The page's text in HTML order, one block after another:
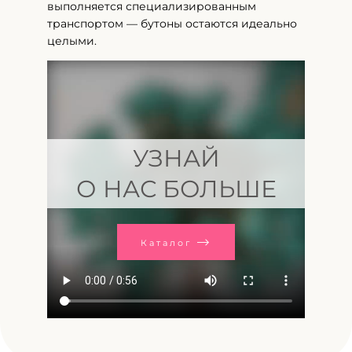
выполняется специализированным
транспортом — бутоны остаются идеально
целыми.
УЗНАЙ
О НАС БОЛЬШЕ
Каталог